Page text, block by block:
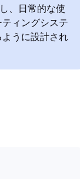
、日常的な使
ィングシステ
うに設計され